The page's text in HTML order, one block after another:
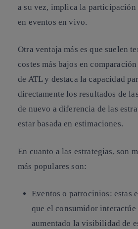
a su vez, implica la
en eventos en vivo.
Otra ventaja más es que suelen
costes más bajos en
de ATL y destaca la capacidad
directamente los resultados de
de nuevo a diferencia de las
estar basada en estimaciones.
En cuanto a las estrategias, son
más populares son:
Eventos o patrocinios: estas
que el consumidor interactúe
aumentado la visibilidad de